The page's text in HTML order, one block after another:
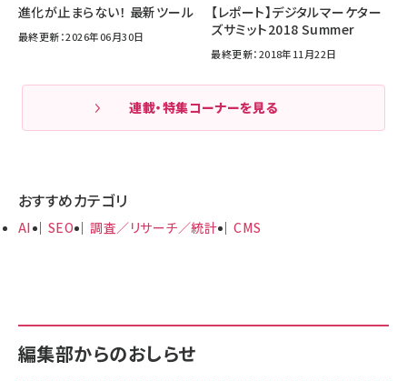
進化が止まらない！ 最新ツール
最終更新：2026年06月30日
【レポート】デジタルマーケター
ズサミット2018 Summer
最終更新：2018年11月22日
連載・特集コーナーを見る
おすすめカテゴリ
AI SEO 調査／リサーチ／統計 CMS
編集部からのおしらせ